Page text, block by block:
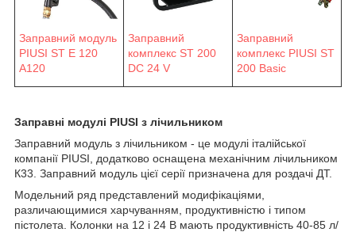
Заправний модуль
PIUSI ST E 120
A120
Заправний
комплекс ST 200
DC 24 V
Заправний
комплекс PIUSI ST
200 Basic
Заправні модулі PIUSI з лічильником
Заправний модуль з лічильником - це модулі італійської
компанії PIUSI, додатково оснащена механічним лічильником
К33. Заправний модуль цієї серії призначена для роздачі ДТ.
Модельний ряд представлений модифікаціями,
различающимися харчуванням, продуктивністю і типом
пістолета. Колонки на 12 і 24 В мають продуктивність 40-85 л/